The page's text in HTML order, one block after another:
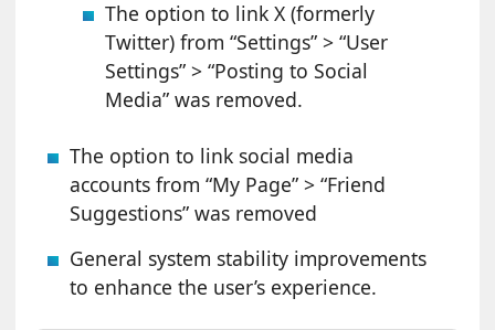
The option to link X (formerly
Twitter) from “Settings” > “User
Settings” > “Posting to Social
Media” was removed.
The option to link social media
accounts from “My Page” > “Friend
Suggestions” was removed
General system stability improvements
to enhance the user’s experience.